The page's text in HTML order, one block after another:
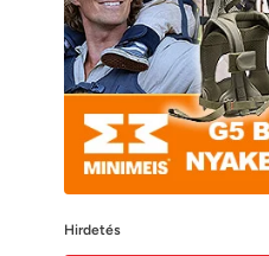
Hirdetés